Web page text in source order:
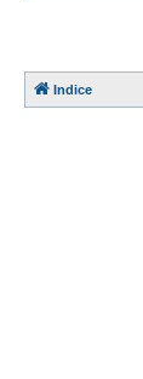
Indice